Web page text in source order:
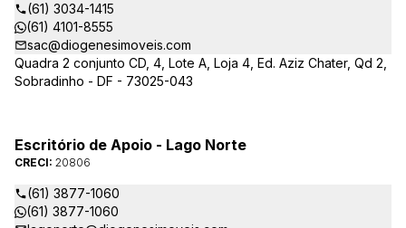
(61) 3034-1415
(61) 4101-8555
sac@diogenesimoveis.com
Quadra 2 conjunto CD, 4, Lote A, Loja 4, Ed. Aziz Chater, Qd 2,
Sobradinho - DF - 73025-043
Escritório de Apoio - Lago Norte
CRECI: 20806
(61) 3877-1060
(61) 3877-1060